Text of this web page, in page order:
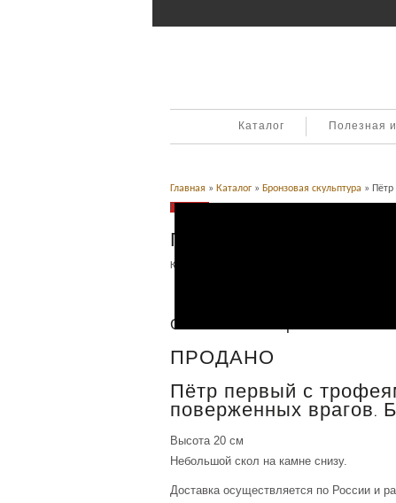
Каталог Полезная
Главная » Каталог » Бронзовая скульптура »
Продано
Пётр первый с
Категория:
Описание товара
ПРОДАНО
Пётр первый с
поверженных врагов.
Высота 20 см
Небольшой скол на камне снизу.
Доставка осуществляется по России и